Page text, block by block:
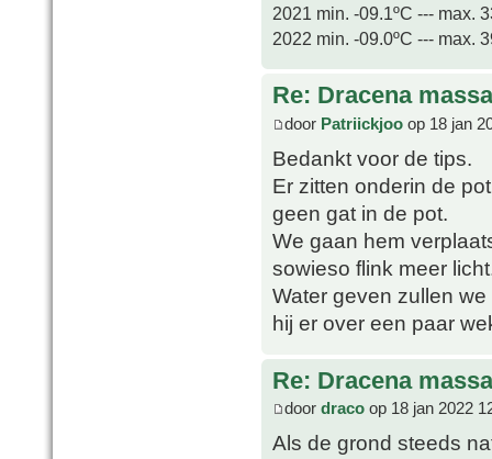
2021 min. -09.1ºC --- max.
2022 min. -09.0ºC --- max.
Re: Dracena
door Patriickjoo op 18 jan
Bedankt voor de tips.
Er zitten onderin de
geen gat in de pot.
We gaan hem
sowieso flink meer
Water geven zullen
hij er over een paar
Re: Dracena
door draco op 18 jan 2022
Als de grond steeds